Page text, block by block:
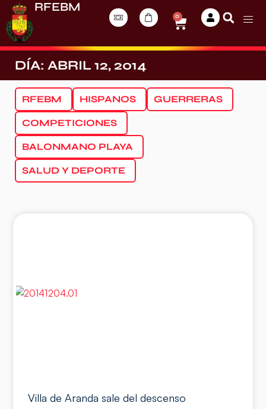
RFEBM
0
DÍA: ABRIL 12, 2014
RFEBM HISPANOS GUERRERAS
COMPETICIONES
BALONMANO PLAYA
SALUD Y DEPORTE
Villa de Aranda sale del descenso